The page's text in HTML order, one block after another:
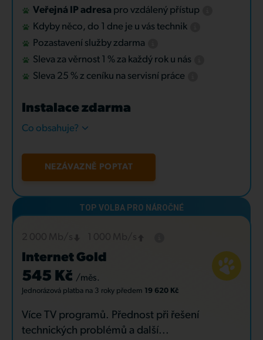
Veřejná IP adresa pro vzdálený přístup
Kdyby něco, do 1 dne je u vás technik
Pozastavení služby zdarma
Sleva za věrnost 1 % za každý rok u nás
Sleva 25 % z ceníku na servisní práce
Instalace zdarma
Co obsahuje?
NEZÁVAZNĚ POPTAT
Internet Gold
545 Kč /měs.
Jednorázová platba na 3 roky předem 19 620 Kč
Více TV programů. Přednost při řešení
technických problémů a další...